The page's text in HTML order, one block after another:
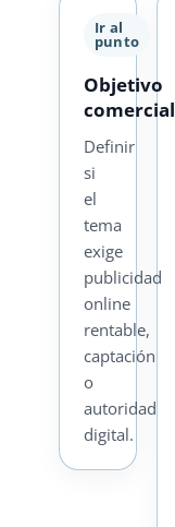
Ir al
punto
Objetivo
comercial
Definir
si
el
tema
exige
publicidad
online
rentable,
captación
o
autoridad
digital.